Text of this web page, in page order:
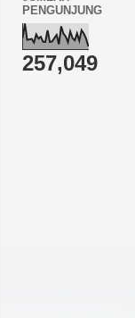
PENGUNJUNG
257,049